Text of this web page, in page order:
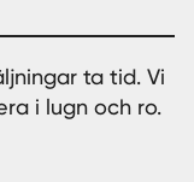
ta tid. Vi
i lugn och ro.